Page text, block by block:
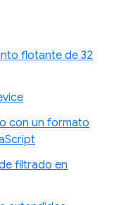
flotante de 32
con un formato
filtrado en